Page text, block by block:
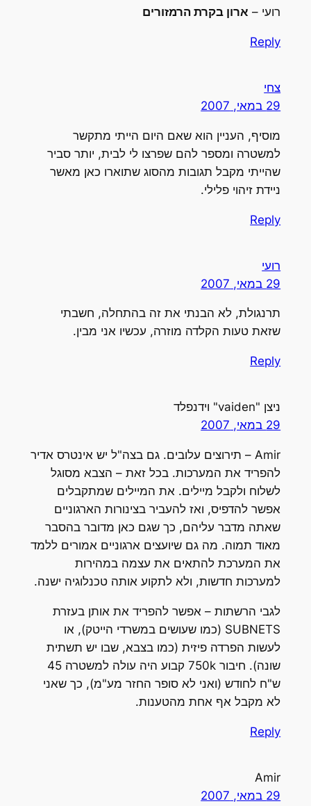
רועי – ארון בקרת הרמזורים
Reply
צחי
29 במאי, 2007
מוסיף, העניין הוא שאם היום הייתי מתקשר
למשטרה ומספר להם שפרצו לי לבית, יותר סביר
שהייתי מקבל תגובות מהסוג שתוארו כאן מאשר
ניידת זיהוי פלילי.
Reply
רועי
29 במאי, 2007
תרנגולת, לא הבנתי את זה בהתחלה, חשבתי
שזאת טעות הקלדה מוזרה, עכשיו אני מבין.
Reply
ניצן "vaiden" וידנפלד
29 במאי, 2007
Amir – תירוצים עלובים. גם בצה"ל יש אינטרס אדיר
להפריד את המערכות. בכל זאת – הצבא מסוגל
לשלוח ולקבל מיילים. את המיילים שמתקבלים
אפשר להדפיס, ואז להעביר בצינורות הארגוניים
שאתה מדבר עליהם, כך שגם כאן מדובר בהסבר
מאוד תמוה. מה גם שיועצים ארגוניים אמורים ללמד
את המערכת להתאים את עצמה במהירות
למערכות חדשות, ולא לתקוע אותה טכנלוגיה ישנה.
לגבי הרשתות – אפשר להפריד את אותן בעזרת
SUBNETS (כמו שעושים במשרדי הייטק), או
לעשות הפרדה פיזית (כמו בצבא, שבו יש תשתית
שונה). חיבור 750k קבוע היה עולה למשטרה 45
ש"ח לחודש (ואני לא סופר החזר מע"מ), כך שאני
לא מקבל אף אחת מהטענות.
Reply
Amir
29 במאי, 2007